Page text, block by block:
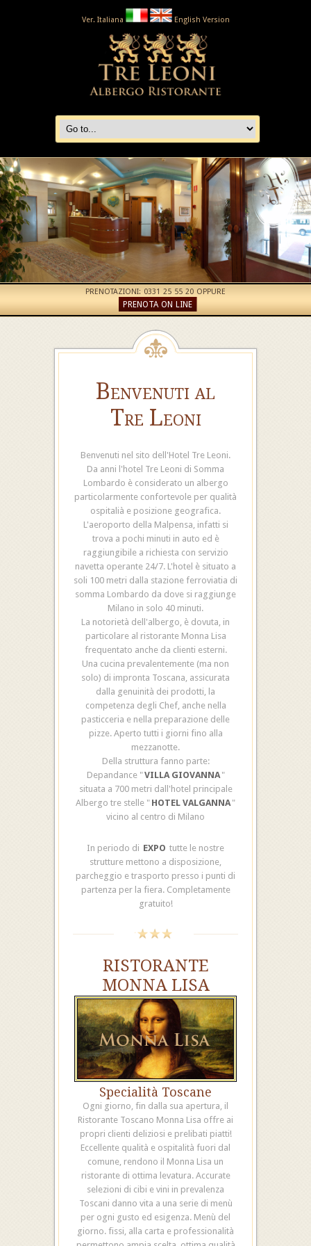
Ver. Italiana English Version
PRENOTAZIONI: 0331 25 55 20 OPPURE
PRENOTA ON LINE
Benvenuti al
Tre Leoni
Benvenuti nel sito dell'Hotel Tre Leoni.
Da anni l'hotel Tre Leoni di Somma
Lombardo è considerato un albergo
particolarmente confortevole per qualità
ospitalià e posizione geografica.
L'aeroporto della Malpensa, infatti si
trova a pochi minuti in auto ed è
raggiungibile a richiesta con servizio
navetta operante 24/7. L'hotel è situato a
soli 100 metri dalla stazione ferroviatia di
somma Lombardo da dove si raggiunge
Milano in solo 40 minuti.
La notorietà dell'albergo, è dovuta, in
particolare al ristorante Monna Lisa
frequentato anche da clienti esterni.
Una cucina prevalentemente (ma non
solo) di impronta Toscana, assicurata
dalla genuinità dei prodotti, la
competenza degli Chef, anche nella
pasticceria e nella preparazione delle
pizze. Aperto tutti i giorni fino alla
mezzanotte.
Della struttura fanno parte:
Depandance "VILLA GIOVANNA "
situata a 700 metri dall'hotel principale
Albergo tre stelle " HOTEL VALGANNA "
vicino al centro di Milano
In periodo di EXPO tutte le nostre
strutture mettono a disposizione,
parcheggio e trasporto presso i punti di
partenza per la fiera. Completamente
gratuito!
RISTORANTE
MONNA LISA
Specialità Toscane
Ogni giorno, fin dalla sua apertura, il
Ristorante Toscano Monna Lisa offre ai
propri clienti deliziosi e prelibati piatti!
Eccellente qualità e ospitalità fuori dal
comune, rendono il Monna Lisa un
ristorante di ottima levatura. Accurate
selezioni di cibi e vini in prevalenza
Toscani danno vita a una serie di menù
per ogni gusto ed esigenza. Menù del
giorno. fissi, alla carta e professionalità